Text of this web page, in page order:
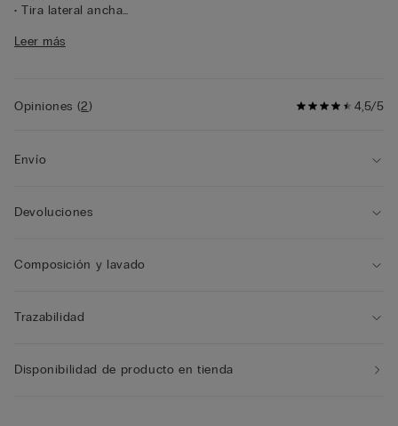
• Tira lateral ancha
• El modelo mide 185 cm y lleva la talla L
Leer más
4,5/5
Opiniones (2)
Envío
Devoluciones
Composición y lavado
Trazabilidad
Disponibilidad de producto en tienda